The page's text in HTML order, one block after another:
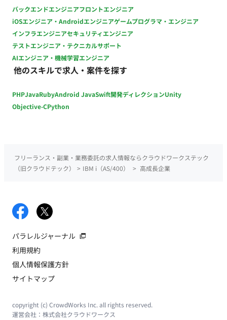
バックエンドエンジニアフロントエンジニア
iOSエンジニア・Androidエンジニアゲームプログラマ・エンジニア
インフラエンジニアセキュリティエンジニア
テストエンジニア・テクニカルサポート
AIエンジニア・機械学習エンジニア
他のスキルで求人・案件を探す
PHPJavaRubyAndroid JavaSwift開発ディレクションUnity
Objective-CPython
フリーランス・副業・業務委託の求人情報ならクラウドワークステック
（旧クラウドテック）
> IBM i（AS/400） > 高成長企業
パラレルジャーナル
利用規約
個人情報保護方針
サイトマップ
copyright (c) CrowdWorks Inc. all rights reserved.
運営会社： 株式会社クラウドワークス